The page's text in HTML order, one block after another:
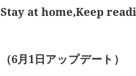
Stay at home,Keep
（6月1日アップデート）